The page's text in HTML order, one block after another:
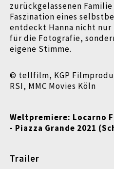
zurückgelassenen
Faszination eines
entdeckt Hanna nicht
für die Fotografie,
eigene Stimme.
© tellfilm, KGP
RSI, MMC Movies Köln
Weltpremiere: Locarno
- Piazza Grande 2021
Trailer